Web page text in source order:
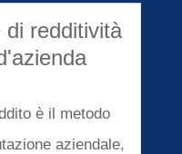
di redditività
è il metodo
aziendale,